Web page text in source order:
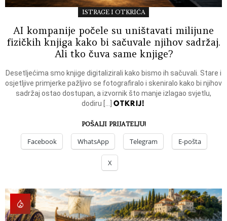
ISTRAGE I OTKRIĆA
AI kompanije počele su uništavati milijune
fizičkih knjiga kako bi sačuvale njihov sadržaj.
Ali tko čuva same knjige?
Desetljećima smo knjige digitalizirali kako bismo ih sačuvali. Stare i
osjetljive primjerke pažljivo se fotografiralo i skeniralo kako bi njihov
sadržaj ostao dostupan, a izvornik što manje izlagao svjetlu,
dodiru […]OTKRIJ!
POŠALJI PRIJATELJU!
Facebook WhatsApp Telegram E-pošta
X